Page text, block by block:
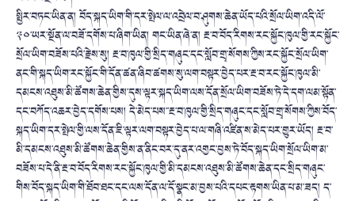
སྤྱིར་བཏང་ཡིན་ན། བོད་སྐད་ཡིག་གི་དར་སྤེལ་ལ་འབྲེལ་བ་ཤུགས་ཆེན་ཡོད་པའི་སྲོལ་ཡིག་འདི་ལོ་
༣༠་ཡར་སྔོན་ལ་བཟོ་དགོས་པ་ཞིག་ཡིན། གང་ཡིན་ཞེ་ན། རྔ་བ་བོད་རིགས་རང་སྐྱོང་ཁུལ་གྱི་རང་སྐྱོང་
སྲོལ་ཡིག་བཟོས་པའི་རྗེས་སུ། རྔ་བ་ཁུལ་གྱི་སྲིད་གཞུང་དང་སློབ་གྲྭ་སོགས་ཀྱིས་རང་སྐྱོང་སྲོལ་ཡིག་
ནང་གི་སྐད་ཡིག་རང་སྐྱོང་གི་དོན་ཚན་ཞིབ་ཚགས་སུ་ལག་བསྟར་བྱེད་པར་རྔ་བ་རང་སྐྱོང་ཁུལ་མི་
དམངས་འཐུས་མི་ཚོགས་ཆེན་གྱིས་དུས་ལྟར་སྐད་ཡིག་ལས་དོན་སྲོལ་ཡིག་བཟོས་ཏེ་དེ་དག་ལམ་སྟོན་
དང་བཀོད་འཆར་བྱེད་དགོས་པས། དེ་མེད་པས་་རྔ་བ་ཁུལ་གྱི་སྲིད་གཞུང་དང་སློབ་གྲྭ་སོགས་ཀྱིས་བོད་
སྐད་ཡིག་དར་སྤེལ་གྱི་ལས་དོན་ཇི་ལྟར་ལག་བསྟར་བྱེད་པ་ལ་གཞི་འཛིན་ས་མེད་པར་གྱུར་ཡོད། རྔ་བ་
མི་དམངས་འཐུས་མི་ཚོགས་ཆེན་གྱིས་ན་ནིང་བར་དུ་ནར་འགྱང་བྱས་ཏེ་བོད་སྐད་ཡིག་སྲོལ་ཡིག་མ་
བཟོས་པ་དེ་ནི་རྔ་བ་བོད་རིགས་རང་སྐྱོང་ཁུལ་གྱི་མི་དམངས་འཐུས་མི་ཚོགས་ཆེན་དང་སྲིད་གཞུང་
གིས་བོད་སྐད་ཡིག་གི་ཐོབ་ཐང་དང་ལས་དོན་ལ་དོ་སྣང་མ་བྱས་པའི་དཔང་རྟགས་ཡིན་པ་མ་ཟད། ད་